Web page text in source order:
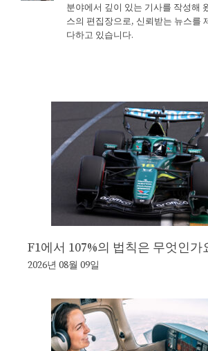
분야에서 깊이 있는 기사를 작성해
스의 편집장으로, 신뢰받는 뉴스를
다하고 있습니다.
F1에서 107%의 법칙은 무엇인가
2026년 08월 09일